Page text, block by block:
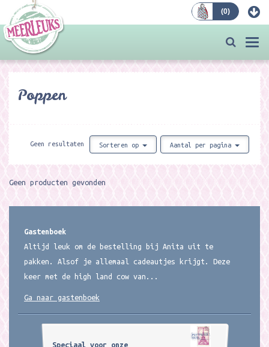
(0)
Poppen
Geen resultaten Sorteren op Aantal per pagina
Geen producten gevonden
Gastenboek
Altijd leuk om de bestelling bij Anita uit te
pakken. Alsof je allemaal cadeautjes krijgt. Deze
keer met de high land cow van...
Ga naar gastenboek
Speciaal voor onze